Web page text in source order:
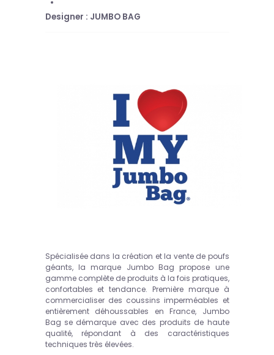
Designer : JUMBO BAG
Spécialisée dans la création et la vente de poufs
géants, la marque Jumbo Bag propose une
gamme complète de produits à la fois pratiques,
confortables et tendance. Première marque à
commercialiser des coussins imperméables et
entièrement déhoussables en France, Jumbo
Bag se démarque avec des produits de haute
qualité, répondant à des caractéristiques
techniques très élevées.